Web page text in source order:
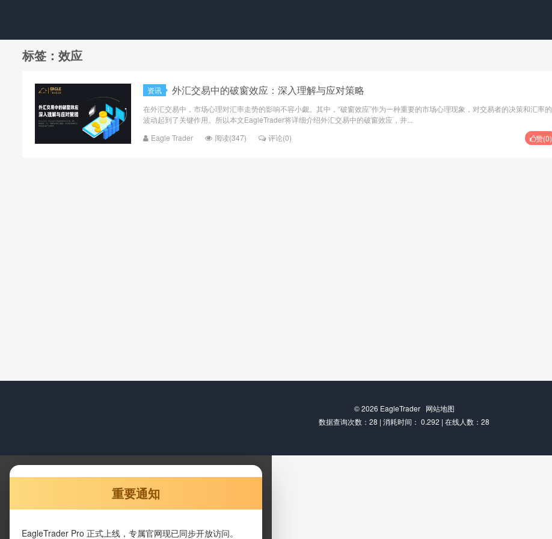
标签：效应
资讯 ​外汇交易中的破窗效应：深入理解与应对策略
在外汇交易中，市场心理对汇率走势的影响不容小觑。其中，“破窗效应”作为一种重要的市场心理现象，对交易者的决策和汇率的
波动起到了关键作用。所以本文EagleTrader将详细介绍外汇交易中的破窗效应，并...
Eagle Trader
阅读(347) 评论(0) 赞(0)
© 2026 EagleTrader
网站地图
数据查询次数：28 | 消耗时间： 0.292 | 在线人数：28
重要通知
EagleTrader Pro 正式上线，专属官网现已同步开放访问。